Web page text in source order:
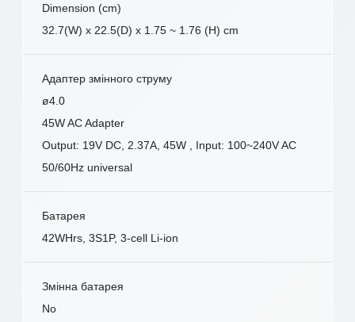
Dimension (cm)
32.7(W) x 22.5(D) x 1.75 ~ 1.76 (H) cm
Адаптер змінного струму
ø4.0
45W AC Adapter
Output: 19V DC, 2.37A, 45W , Input: 100~240V AC
50/60Hz universal
Батарея
42WHrs, 3S1P, 3-cell Li-ion
Змінна батарея
No